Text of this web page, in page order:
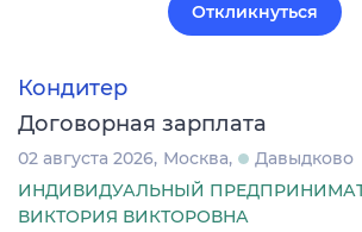
Откликнуться
Кондитер
Договорная зарплата
02 августа 2026 Москва
Давыдково
ИНДИВИДУАЛЬНЫЙ
ВИКТОРИЯ ВИКТОРОВНА